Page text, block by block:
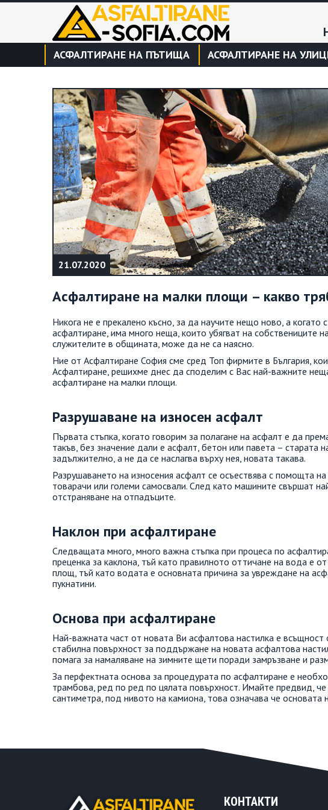
АСФАЛТИРАНЕ НА ПЪТИЩА АСФАЛТИРАНЕ НА
21.07.2020
Асфалтиране на малки площи – какво
Никога не е прекалено късно, за да научите нещо ново, а когато
асфалтиране, има много неща, които убягват на собствениците
служителите в общината, може да не са наясно.
Ние от Асфалтиране София сме сред Топ фирмите в България,
Асфалтиране, решихме днес да споделим с Вас най-важните
асфалтиране на малки площи.
Разрушаване на износен асфалт
Първата стъпка, когато говорим за полагане на асфалт е да
такъв, без значение дали е асфалт, бетон или павета – старата
задължително, а не да се наслагва върху нея, новата такава.
Разрушаването на износения асфалт се осъествява с помощта
товарачи или големи самосвали. След като машините свършат
отстраняване на отпадъците.
Наклон при асфалтиране
Следващата много, много важна стъпка при процеса по
преценка за каклона, тъй като правилното оттичане на вода е
площ, тъй като водата е основната причина за увреждане на
пукнатини.
Основа при асфалтиране
Най-важната част от новата Ви асфалтова настилка е всъщност
стабилна повърхност за поддържане на новата асфалтова
помага за намаляване на зимните щети поради замръзване и
За перфектната основа за процедурата по асфалтиране е
трамбова, ред по ред по цялата повърхност. Имайте предвид,
сантиметра, под нивото на камиона, това означава че
КОНТАКТИ